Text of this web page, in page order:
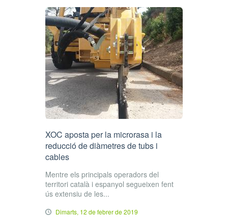
XOC aposta per la microrasa i la
reducció de diàmetres de tubs i
cables
Mentre els principals operadors del
territori català i espanyol segueixen fent
ús extensiu de les...
Dimarts, 12 de febrer de 2019